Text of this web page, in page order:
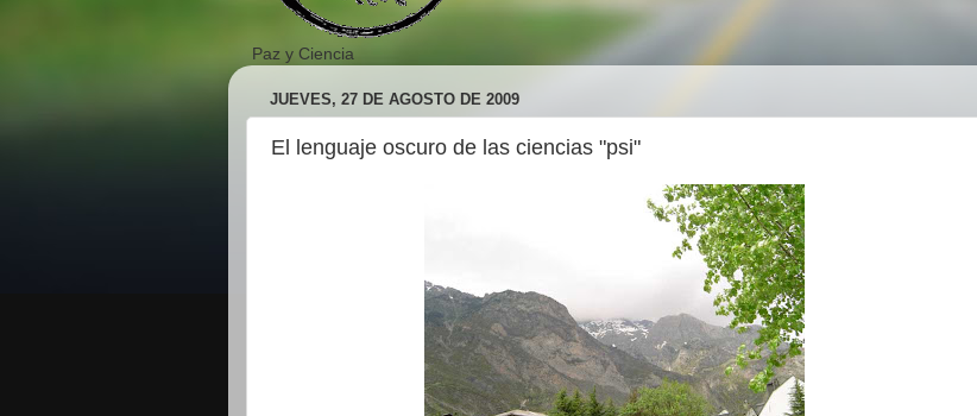
Paz y Ciencia
JUEVES, 27 DE AGOSTO DE 2009
El lenguaje oscuro de las ciencias "psi"